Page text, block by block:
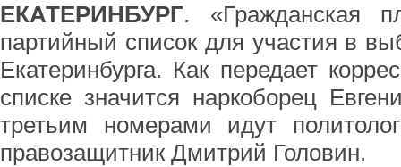
ЕКАТЕРИНБУРГ. «Гражданская
партийный список для участия в
Екатеринбурга. Как передает
списке значится наркоборец
третьим номерами идут
правозащитник Дмитрий Головин.